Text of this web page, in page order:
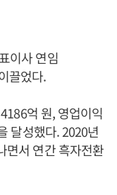
이사 연임
끌었다.
억 원, 영업이익
달성했다. 2020년
면서 연간 흑자전환